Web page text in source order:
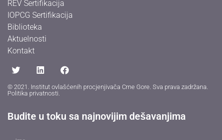
REV Sertifikacija
IOPCG Sertifikacija
Biblioteka
Aktuelnosti
Kontakt
© 2021. Institut ovlašćenih procjenjivača Crne Gore. Sva prava zadržana.
Politika privatnosti
Budite u toku sa najnovijim dešavanjima